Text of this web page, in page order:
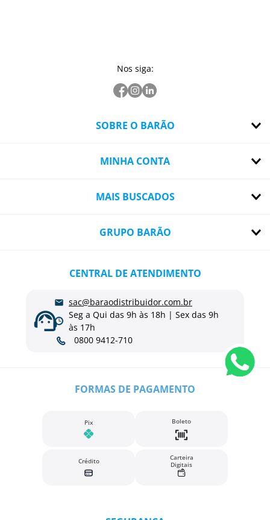
Nos siga:
SOBRE O BARÃO
MINHA CONTA
MAIS BUSCADOS
GRUPO BARÃO
CENTRAL DE ATENDIMENTO
sac@baraodistribuidor.com.br
Seg a Qui das 9h às 18h | Sex das 9h
às 17h
0800 9412-710
FORMAS DE PAGAMENTO
Pix Boleto
Crédito
Carteira
Digitais